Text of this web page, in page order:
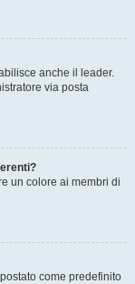
anche il leader.
via posta
un colore ai membri di
come predefinito